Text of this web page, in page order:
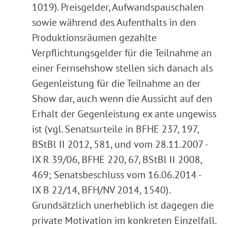
1019). Preisgelder, Aufwandspauschalen
sowie während des Aufenthalts in den
Produktionsräumen gezahlte
Verpflichtungsgelder für die Teilnahme an
einer Fernsehshow stellen sich danach als
Gegenleistung für die Teilnahme an der
Show dar, auch wenn die Aussicht auf den
Erhalt der Gegenleistung ex ante ungewiss
ist (vgl. Senatsurteile in BFHE 237, 197,
BStBl II 2012, 581, und vom 28.11.2007 -
IX R 39/06, BFHE 220, 67, BStBl II 2008,
469; Senatsbeschluss vom 16.06.2014 -
IX B 22/14, BFH/NV 2014, 1540).
Grundsätzlich unerheblich ist dagegen die
private Motivation im konkreten Einzelfall.